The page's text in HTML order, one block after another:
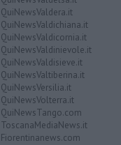
QuiNewsValdera.it
QuiNewsValdichiana.it
QuiNewsValdicornia.it
QuiNewsValdinievole.it
QuiNewsValdisieve.it
QuiNewsValtiberina.it
QuiNewsVersilia.it
QuiNewsVolterra.it
QuiNewsTango.com
ToscanaMediaNews.it
Fiorentinanews.com